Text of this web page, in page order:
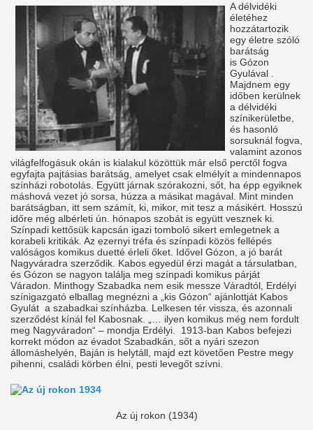
A délvidéki
életéhez
hozzátartozik
egy életre szóló
barátság
is Gózon
Gyulával .
Majdnem egy
időben kerülnek
a délvidéki
színikerületbe,
és hasonló
sorsuknál fogva,
valamint azonos
világfelfogásuk okán is kialakul közöttük már első perctől fogva
egyfajta pajtásias barátság, amelyet csak elmélyít a mindennapos
színházi robotolás. Együtt járnak szórakozni, sőt, ha épp egyiknek
máshová vezet jó sorsa, húzza a másikat magával. Mint minden
barátságban, itt sem számít, ki, mikor, mit tesz a másikért. Hosszú
időre még albérleti ún. hónapos szobát is együtt vesznek ki.
Színpadi kettősük kapcsán igazi tomboló sikert emlegetnek a
korabeli kritikák. Az ezernyi tréfa és színpadi közös fellépés
valóságos komikus duetté érleli őket. Idővel Gózon, a jó barát
Nagyváradra szerződik. Kabos egyedül érzi magát a társulatban,
és Gózon se nagyon találja meg színpadi komikus párját
Váradon. Minthogy Szabadka nem esik messze Váradtól, Erdélyi
színigazgató elballag megnézni a „kis Gózon“ ajánlottját Kabos
Gyulát a szabadkai színházba. Lelkesen tér vissza, és azonnali
szerződést kínál fel Kabosnak. „… ilyen komikus még nem fordult
meg Nagyváradon“ – mondja Erdélyi. 1913-ban Kabos befejezi
korrekt módon az évadot Szabadkán, sőt a nyári szezon
állomáshelyén, Baján is helytáll, majd ezt követően Pestre megy
pihenni, családi körben élni, pesti levegőt szívni.
Az új rokon (1934)